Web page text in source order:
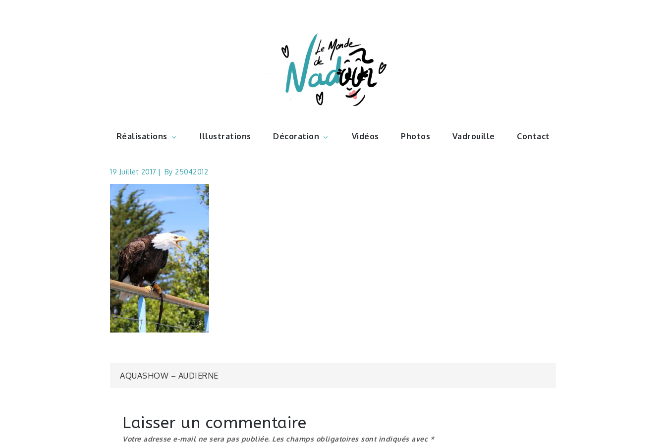
Illustrations – le monde de
Nadoo
Réalisations Illustrations Décoration Vidéos Photos Vadrouille Contact
19 Juillet 2017 By 25042012
Navigation
l’article
AQUASHOW – AUDIERNE
Laisser un commentaire
Votre adresse e-mail ne sera pas publiée. Les champs obligatoires sont indiqués avec *